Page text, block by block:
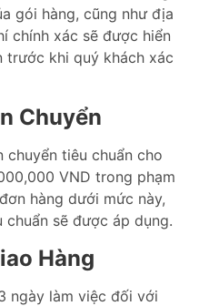
gói hàng, cũng như địa
chính xác sẽ được hiển
trước khi quý khách xác
Chuyển
chuyển tiêu chuẩn cho
VND trong phạm
hàng dưới mức này,
sẽ được áp dụng.
Hàng
ngày làm việc đối với